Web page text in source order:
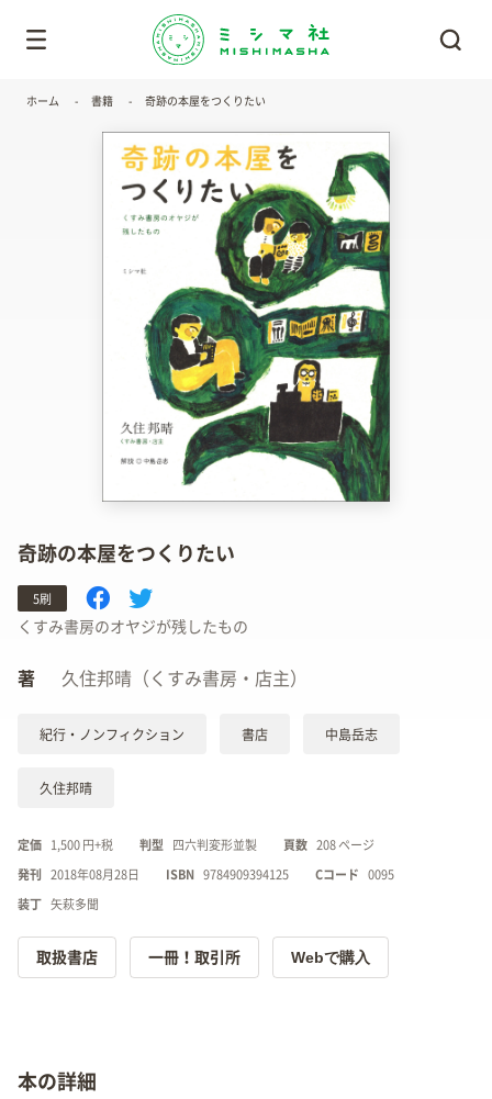
ホーム 書籍 奇跡の本屋をつくりたい
5刷
奇跡の本屋をつくりたい
くすみ書房のオヤジが残したもの
著 久住邦晴（くすみ書房・店主）
紀行・ノンフィクション 書店 中島岳志
久住邦晴
定価 1,500 円+税 判型 四六判変形並製 頁数 208 ページ
発刊 2018年08月28日 ISBN 9784909394125 Cコード 0095
装丁 矢萩多聞
取扱書店 一冊！取引所 Webで購入
本の詳細